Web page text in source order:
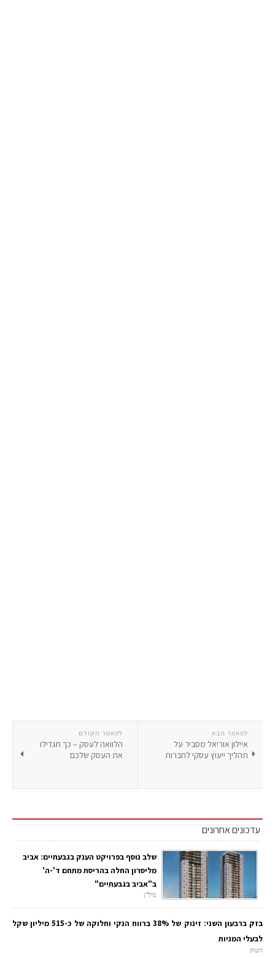
למאמר הקודם
הלוואה לעסק – כך תגדילו
את העסק שלכם
למאמר הבא
איילון אוריאל מסביר על
תהליך ייעוץ עסקי לחברות
עדכונים אחרונים
שלב נוסף בפרויקט הענק בגבעתיים: אביב
מליסרון החלה בהריסת מתחם ד'-ה'
ב"אביב בגבעתיים"
נדל"ן
בזק ברבעון השני: זינוק של 38% ברווח הנקי וחלוקה של כ-515 מיליון שקל
לבעלי המניות
השוק